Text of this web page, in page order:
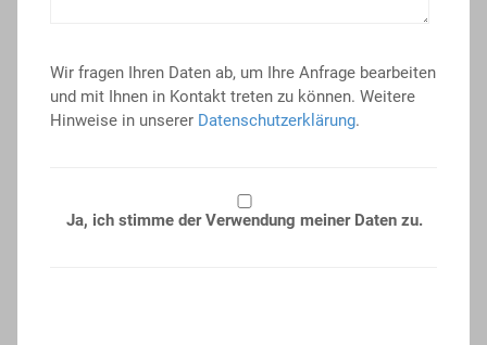
Wir fragen Ihren Daten ab, um Ihre Anfrage bearbeiten
und mit Ihnen in Kontakt treten zu können. Weitere
Hinweise in unserer Datenschutzerklärung.
Ja, ich stimme der Verwendung meiner Daten zu.